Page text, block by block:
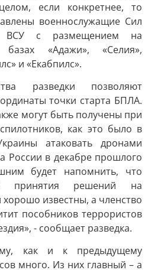
если конкретнее, то
военнослужащие Сил
ВСУ с размещением на
базах «Адажи», «Селия»,
и «Екабпилс».
разведки позволяют
точки старта БПЛА.
могут быть получены при
как это было в
атаковать дронами
России в декабре прошлого
будет напомнить, что
принятия решений на
известны, а членство
пособников террористов
- сообщает разведка.
как и к предыдущему
много. Из них главный – а